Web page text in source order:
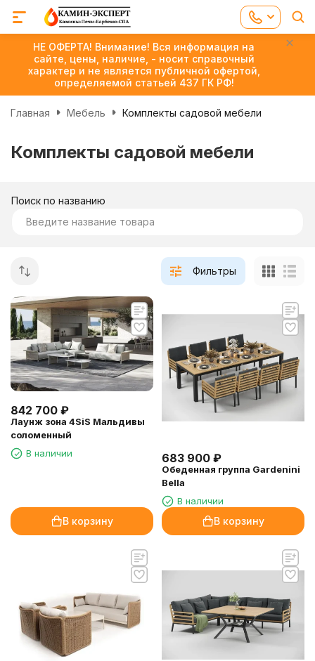
НЕ ОФЕРТА! Внимание! Вся информация на
сайте, цены, наличие, - носит справочный
характер и не является публичной офертой,
определяемой статьей 437 ГК РФ!
Главная Мебель Комплекты садовой мебели
Комплекты садовой мебели
Поиск по названию
Фильтры
842 700 ₽
Лаунж зона 4SiS Мальдивы
соломенный
В наличии
В корзину
683 900 ₽
Обеденная группа Gardenini
Bella
В наличии
В корзину